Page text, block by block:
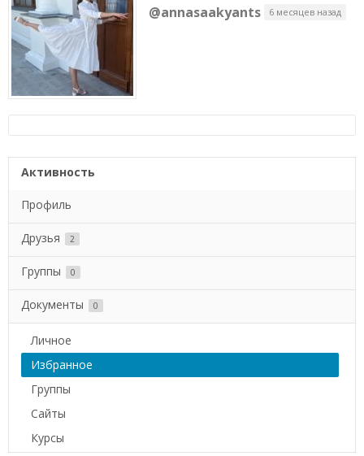
@annasaakyants 6 месяцев назад
Активность
Профиль
Друзья 2
Группы 0
Документы 0
Личное
Избранное
Группы
Сайты
Курсы